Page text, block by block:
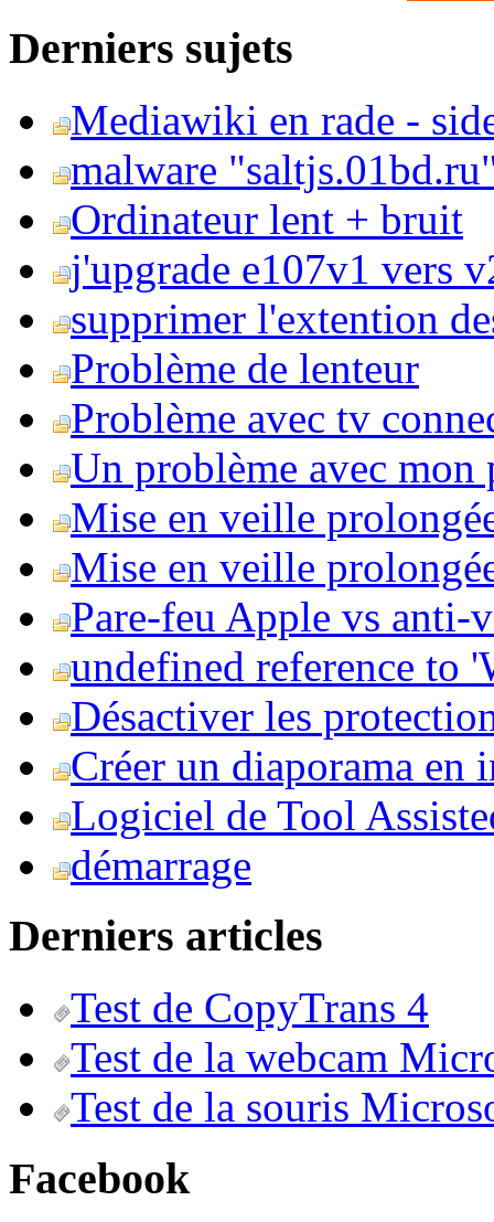
Derniers sujets
Mediawiki en rade -
malware
Ordinateur lent + bruit
j'upgrade e107v1 vers
supprimer l'extention
Problème de lenteur
Problème avec tv
Un problème avec mon
Mise en veille
Mise en veille
Pare-feu Apple vs anti-
undefined reference to
Désactiver les
Créer un diaporama en
Logiciel de Tool
démarrage
Derniers articles
Test de CopyTrans 4
Test de la webcam
Test de la souris
Facebook